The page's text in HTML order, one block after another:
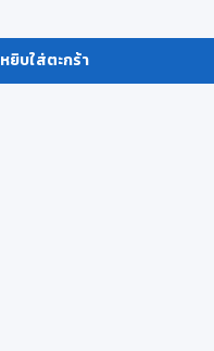
หยิบใส่ตะกร้า